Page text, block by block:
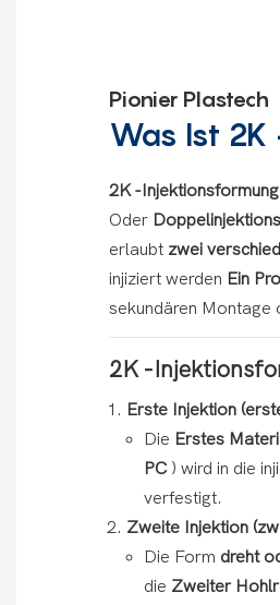
Pionier Plastech
Was Ist 2K
2K -Injektionsformung
Oder
erlaubt zwei
injiziert werden Ein
sekundären Montage
2K -
Erste Injektion
Die Erstes
PC ) wird in die
verfestigt.
Zweite Injektion
Die Form dreht
die Zweiter